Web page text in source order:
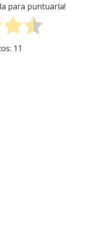
para puntuarla!
11